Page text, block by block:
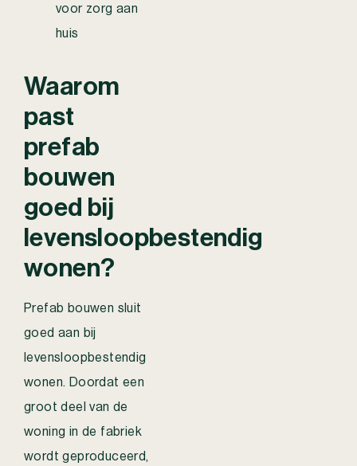
voor zorg aan
huis
Waarom
past
prefab
bouwen
goed bij
levensloopbestendig
wonen?
Prefab bouwen sluit
goed aan bij
levensloopbestendig
wonen. Doordat een
groot deel van de
woning in de fabriek
wordt geproduceerd,